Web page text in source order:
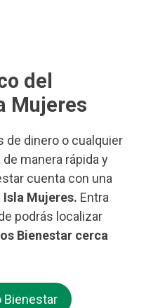
del
Mujeres
de dinero o cualquier
manera rápida y
cuenta con una
Mujeres. Entra
podrás localizar
Bienestar cerca
Bienestar